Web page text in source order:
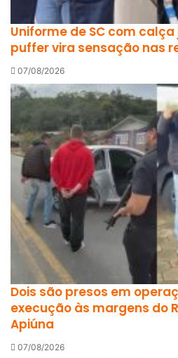
Uniforme de SC com
puffer vira sensação nas
07/08/2026
Dois são presos em
execução às margens do
Apiúna
07/08/2026